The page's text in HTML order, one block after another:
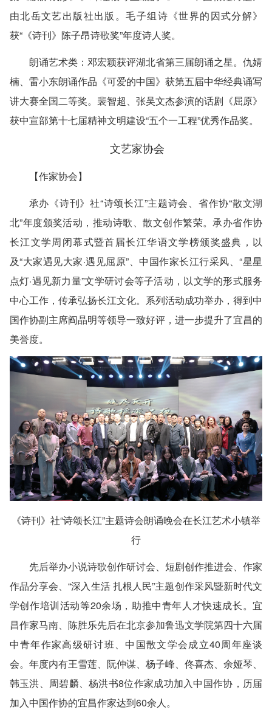
由北岳文艺出版社出版。毛子组诗《世界的因式分解》
获“《诗刊》陈子昂诗歌奖”年度诗人奖。
朗诵艺术类：邓宏颖获评湖北省第三届朗诵之星。仇婧
楠、雷小东朗诵作品《可爱的中国》获第五届中华经典诵写
讲大赛全国二等奖。裴智超、张吴文杰参演的话剧《屈原》
获中宣部第十七届精神文明建设“五个一工程”优秀作品奖。
文艺家协会
【作家协会】
承办《诗刊》社“诗颂长江”主题诗会、省作协“散文湖
北”年度颁奖活动，推动诗歌、散文创作繁荣。承办省作协
长江文学周闭幕式暨首届长江华语文学榜颁奖盛典，以
及“大家遇见大家·遇见屈原”、中国作家长江行采风、“星星
点灯·遇见新力量”文学研讨会等子活动，以文学的形式服务
中心工作，传承弘扬长江文化。系列活动成功举办，得到中
国作协副主席阎晶明等领导一致好评，进一步提升了宜昌的
美誉度。
《诗刊》社“诗颂长江”主题诗会朗诵晚会在长江艺术小镇举
行
先后举办小说诗歌创作研讨会、短剧创作推进会、作家
作品分享会、“深入生活 扎根人民”主题创作采风暨新时代文
学创作培训活动等20余场，助推中青年人才快速成长。宜
昌作家马南、陈胜乐先后在北京参加鲁迅文学院第四十六届
中青年作家高级研讨班、中国散文学会成立40周年座谈
会。年度内有王雪莲、阮仲谋、杨子峰、佟喜杰、余娅琴、
韩玉洪、周碧麟、杨洪书8位作家成功加入中国作协，历届
加入中国作协的宜昌作家达到60余人。